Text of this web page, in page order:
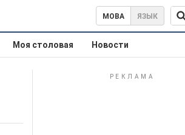
МОВА ЯЗЫК
Моя столовая Новости